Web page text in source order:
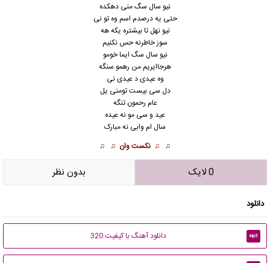
نیو سال سگ منی دهکده
حتی یه درصدم اسم وه تو نی
نیو نهل تا بیشتره یکه هه
سوز خاطرنه حس نکنیم
نیو سال سگ ایما خومو
هرجاایریم من رهمو سنگه
وه عیدی د عیدی نی
دل سی بیست تومنی یل
عام رحمون تنگه
عید و سی مو نه عیده
سال ام وابی نه مبارک
♫ ♫ نکست وان ♫ ♫
0 لایک بدون نظر
دانلود
mp3 دانلود آهنگ با کیفیت 320